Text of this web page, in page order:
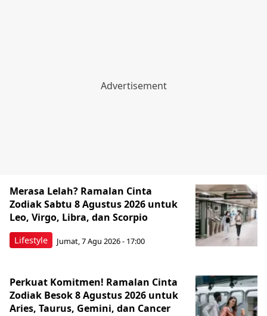
Lifestyle
Merasa Lelah? Ramalan Cinta
Zodiak Sabtu 8 Agustus 2026 untuk
Leo, Virgo, Libra, dan Scorpio
Jumat, 7 Agu 2026 - 17:00
Perkuat Komitmen! Ramalan Cinta
Zodiak Besok 8 Agustus 2026 untuk
Aries, Taurus, Gemini, dan Cancer